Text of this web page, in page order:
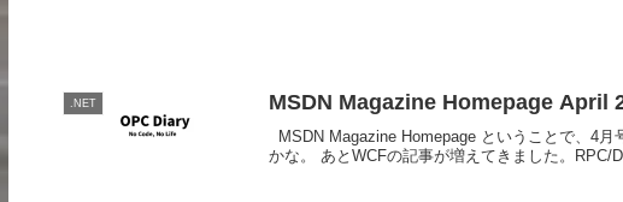
.NET MSDN Magazine Homepage April
MSDN Magazine Homepage ということで、4
かな。 あとWCFの記事が増えてきました。RPC/